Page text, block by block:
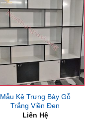
Mẫu Kệ Trưng Bày Gỗ
Trắng Viền Đen
Liên Hệ